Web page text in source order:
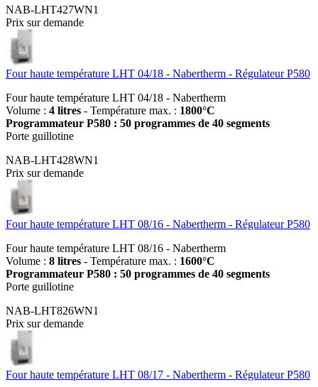
NAB-LHT427WN1
Prix sur demande
Four haute température LHT 04/18 - Nabertherm - Régulateur P580
Four haute température LHT 04/18 - Nabertherm
Volume : 4 litres - Température max. : 1800°C
Programmateur P580 : 50 programmes de 40 segments
Porte guillotine
NAB-LHT428WN1
Prix sur demande
Four haute température LHT 08/16 - Nabertherm - Régulateur P580
Four haute température LHT 08/16 - Nabertherm
Volume : 8 litres - Température max. : 1600°C
Programmateur P580 : 50 programmes de 40 segments
Porte guillotine
NAB-LHT826WN1
Prix sur demande
Four haute température LHT 08/17 - Nabertherm - Régulateur P580